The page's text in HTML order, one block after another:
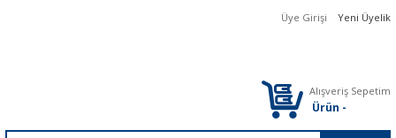
Üye Girişi Yeni Üyelik
Alışveriş Sepetim
Ürün -